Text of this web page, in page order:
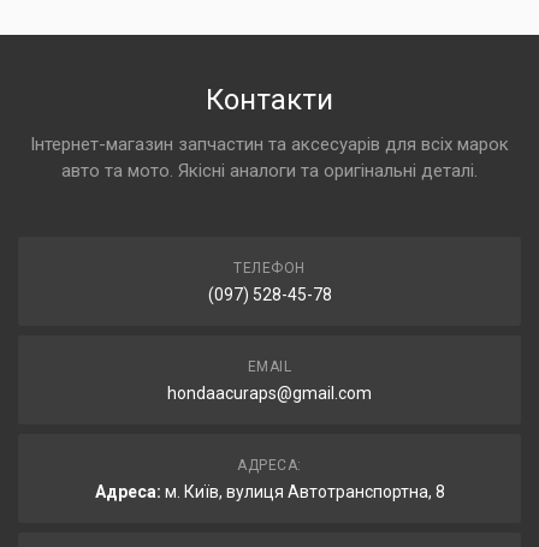
Контакти
Інтернет-магазин запчастин та аксесуарів для всіх марок
авто та мото. Якісні аналоги та оригінальні деталі.
ТЕЛЕФОН
(097) 528-45-78
EMAIL
hondaacuraps@gmail.com
АДРЕСА:
Адреса: м. Київ, вулиця Автотранспортна, 8